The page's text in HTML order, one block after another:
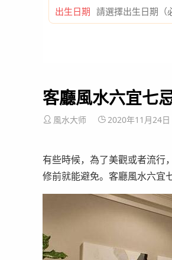
出生日期
客廳風水六宜七
風水大师 2020年11月24
有些時候，為了美觀或者流行
修前就能避免。客廳風水六宜